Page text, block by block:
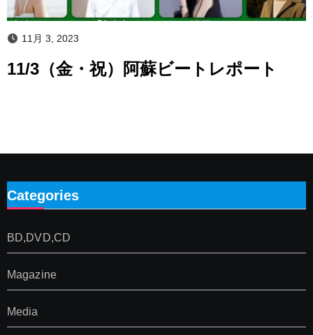
11月 3, 2023
11/3（金・祝）阿蘇ビートレポート
Categories
BD,DVD,CD
Magazine
Media